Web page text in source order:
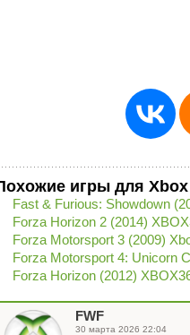
игры для Xbox
Fast & Furious: Showdown
Forza Horizon 2 (2014)
Forza Motorsport 3 (2009)
Forza Motorsport 4: Unicorn
Forza Horizon (2012)
FWF
30 марта 2026 22:04